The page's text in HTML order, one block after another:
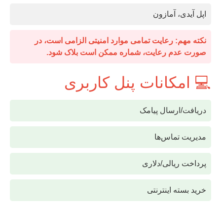
اپل آیدی، آمازون
نکته مهم: رعایت تمامی موارد امنیتی الزامی است، در
صورت عدم رعایت، شماره ممکن است بلاک شود.
💻 امکانات پنل کاربری
دریافت/ارسال پیامک
مدیریت تماس‌ها
پرداخت ریالی/دلاری
خرید بسته اینترنتی